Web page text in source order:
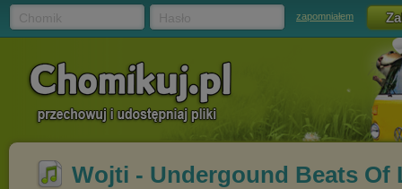
zapomniałem
Wojti - Undergound Beats Of